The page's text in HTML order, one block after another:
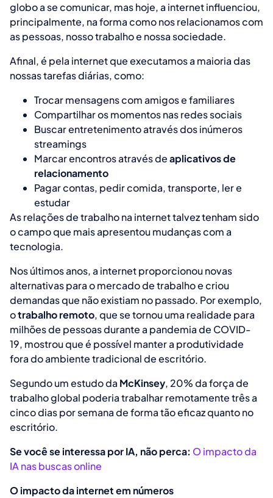
globo a se comunicar, mas hoje, a internet influenciou,
principalmente, na forma como nos relacionamos com
as pessoas, nosso trabalho e nossa sociedade.
Afinal, é pela internet que executamos a maioria das
nossas tarefas diárias, como:
Trocar mensagens com amigos e familiares
Compartilhar os momentos nas redes sociais
Buscar entretenimento através dos inúmeros
streamings
Marcar encontros através deaplicativos de
relacionamento
Pagar contas, pedir comida, transporte, ler e
estudar
As relações de trabalho na internet talvez tenham sido
o campo que mais apresentou mudanças com a
tecnologia.
Nos últimos anos, a internet proporcionou novas
alternativas para o mercado de trabalho e criou
demandas que não existiam no passado. Por exemplo,
otrabalho remoto, que se tornou uma realidade para
milhões de pessoas durante a pandemia de COVID-
19, mostrou que é possível manter a produtividade
fora do ambiente tradicional de escritório.
Segundo um estudo da McKinsey, 20% da força de
trabalho global poderia trabalhar remotamente três a
cinco dias por semana de forma tão eficaz quanto no
escritório.
Se você se interessa por IA, não perca: O impacto da
IA nas buscas online
O impacto da internet em números